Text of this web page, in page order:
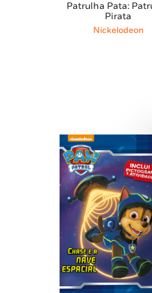
preço
Patrulha Pata:
Pirata
Nickelodeon